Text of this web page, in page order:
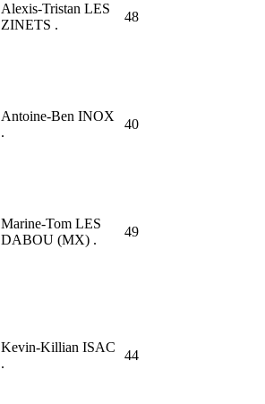
Alexis-Tristan LES
ZINETS .
48
Antoine-Ben INOX
.
40
Marine-Tom LES
DABOU (MX) .
49
Kevin-Killian ISAC
.
44